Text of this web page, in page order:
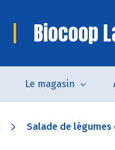
Biocoop
Le magasin
Salade de légumes